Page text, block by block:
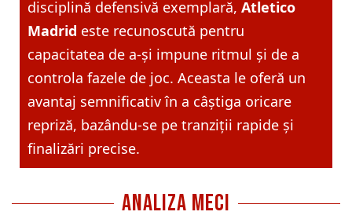
disciplină defensivă exemplară, Atletico
Madrid este recunoscută pentru
capacitatea de a-și impune ritmul și de a
controla fazele de joc. Aceasta le oferă un
avantaj semnificativ în a câștiga oricare
repriză, bazându-se pe tranziții rapide și
finalizări precise.
ANALIZA MECI